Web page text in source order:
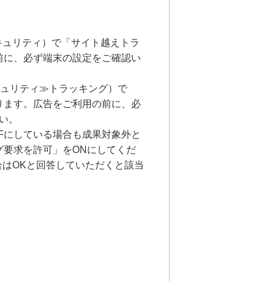
リティ）で「サイト越えトラ
、必ず端末の設定をご確認い
リティ≫トラッキング）で
ます。広告をご利用の前に、必
。
している場合も成果対象外と
求を許可」をONにしてくだ
OKと回答していただくと該当